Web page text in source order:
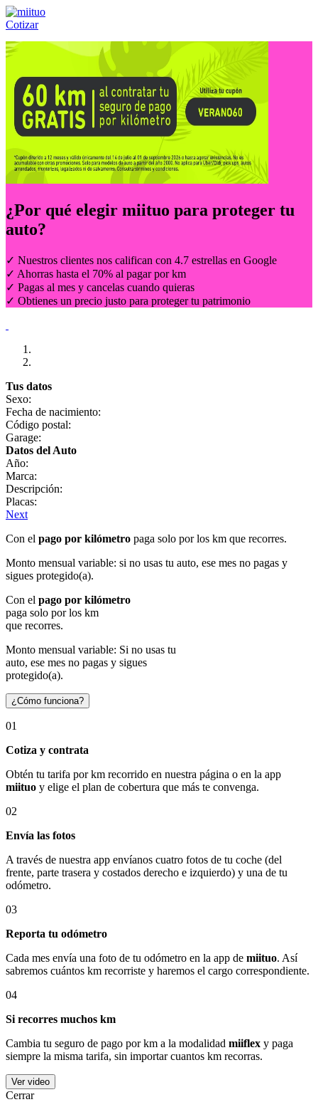
Cotizar
Llámanos al:(55) 84-21-05-00 ó
¿Por qué elegir miituo para proteger tu
auto?
✓ Nuestros clientes nos califican con 4.7 estrellas en Google
✓ Ahorras hasta el 70% al pagar por km
✓ Pagas al mes y cancelas cuando quieras
✓ Obtienes un precio justo para proteger tu patrimonio
Tus datos
Sexo:
Fecha de nacimiento:
Código postal:
Garage:
Datos del Auto
Año:
Marca:
Descripción:
Placas:
Next
Con el pago por kilómetro paga solo por los km que recorres.
Monto mensual variable: si no usas tu auto, ese mes no pagas y
sigues protegido(a).
Con el pago por kilómetro
paga solo por los km
que recorres.
Monto mensual variable: Si no usas tu
auto, ese mes no pagas y sigues
protegido(a).
¿Cómo funciona?
01
Cotiza y contrata
Obtén tu tarifa por km recorrido en nuestra página o en la app
miituo y elige el plan de cobertura que más te convenga.
02
Envía las fotos
A través de nuestra app envíanos cuatro fotos de tu coche (del
frente, parte trasera y costados derecho e izquierdo) y una de tu
odómetro.
03
Reporta tu odómetro
Cada mes envía una foto de tu odómetro en la app de miituo. Así
sabremos cuántos km recorriste y haremos el cargo correspondiente.
04
Si recorres muchos km
Cambia tu seguro de pago por km a la modalidad miiflex y paga
siempre la misma tarifa, sin importar cuantos km recorras.
Ver video
Cerrar